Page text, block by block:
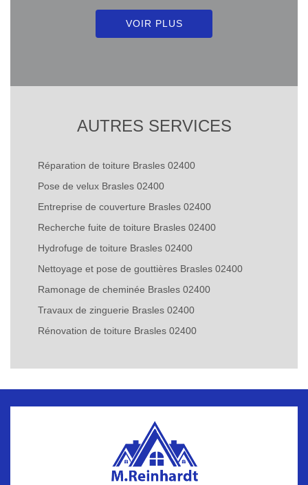
VOIR PLUS
AUTRES SERVICES
Réparation de toiture Brasles 02400
Pose de velux Brasles 02400
Entreprise de couverture Brasles 02400
Recherche fuite de toiture Brasles 02400
Hydrofuge de toiture Brasles 02400
Nettoyage et pose de gouttières Brasles 02400
Ramonage de cheminée Brasles 02400
Travaux de zinguerie Brasles 02400
Rénovation de toiture Brasles 02400